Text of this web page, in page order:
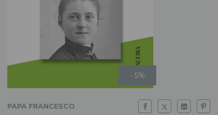
- 5%
PAPA FRANCESCO